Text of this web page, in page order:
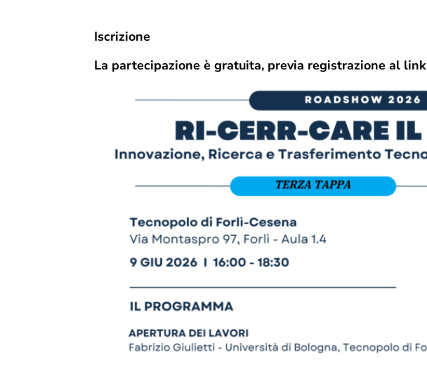
Iscrizione
La partecipazione è gratuita, previa registrazione al link